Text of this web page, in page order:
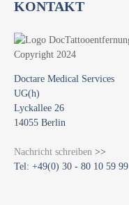
KONTAKT
Doctare Medical Services
UG(h)
Lyckallee 26
14055 Berlin
Nachricht schreiben >>
Tel: +49(0) 30 - 80 10 59 99